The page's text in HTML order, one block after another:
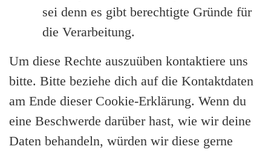
sei denn es gibt berechtigte Gründe für
die Verarbeitung.
Um diese Rechte auszuüben kontaktiere uns
bitte. Bitte beziehe dich auf die Kontaktdaten
am Ende dieser Cookie-Erklärung. Wenn du
eine Beschwerde darüber hast, wie wir deine
Daten behandeln, würden wir diese gerne